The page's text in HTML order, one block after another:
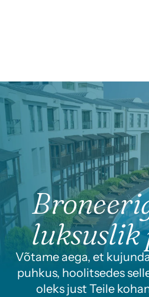
luksuslik
Võtame aega, et
puhkus, hoolitsedes
oleks just Teile